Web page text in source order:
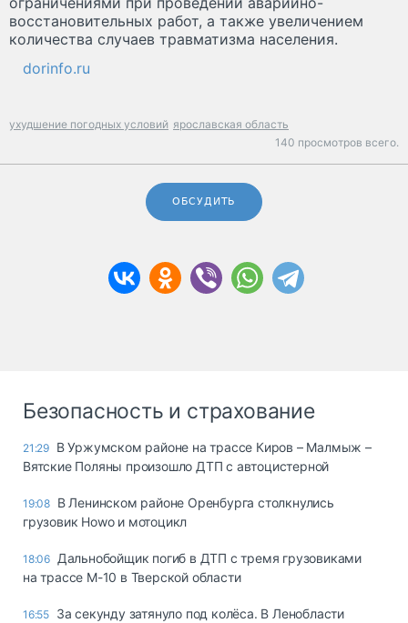
восстановительных работ, а также увеличением
количества случаев травматизма населения.
dorinfo.ru
ухудшение погодных условий ярославская область
140 просмотров всего.
ОБСУДИТЬ
Безопасность и страхование
21:29 В Уржумском районе на трассе Киров – Малмыж –
Вятские Поляны произошло ДТП с автоцистерной
19:08 В Ленинском районе Оренбурга столкнулись
грузовик Howo и мотоцикл
18:06 Дальнобойщик погиб в ДТП с тремя грузовиками
на трассе М-10 в Тверской области
16:55 За секунду затянуло под колёса. В Ленобласти